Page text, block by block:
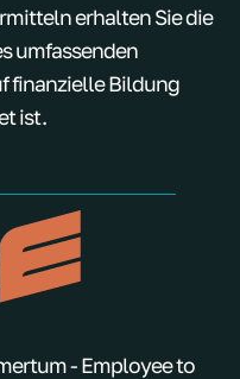
erhalten Sie die
umfassenden
finanzielle Bildung
ist.
- Employee to